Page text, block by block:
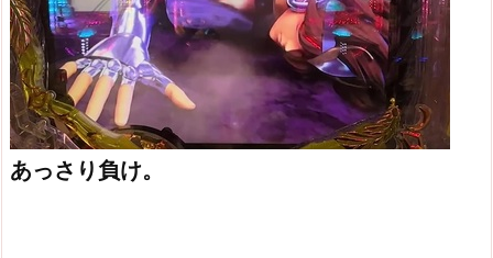
あっさり負け。